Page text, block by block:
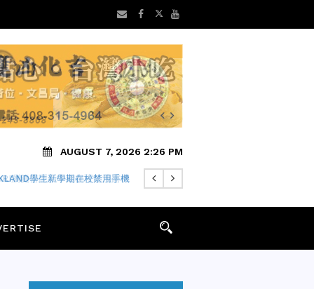
AUGUST 7, 2026 2:26 PM
瀏覽器隱私中繼仍可能洩露IP